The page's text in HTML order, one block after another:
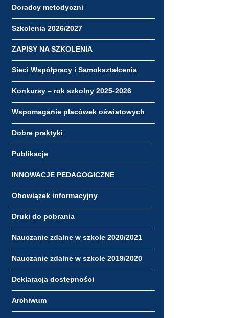
Doradcy metodyczni
Szkolenia 2026/2027
ZAPISY NA SZKOLENIA
Sieci Współpracy i Samokształcenia
Konkursy – rok szkolny 2025-2026
Wspomaganie placówek oświatowych
Dobre praktyki
Publikacje
INNOWACJE PEDAGOGICZNE
Obowiązek informacyjny
Druki do pobrania
Nauczanie zdalne w szkole 2020/2021
Nauczanie zdalne w szkole 2019/2020
Deklaracja dostępności
Archiwum